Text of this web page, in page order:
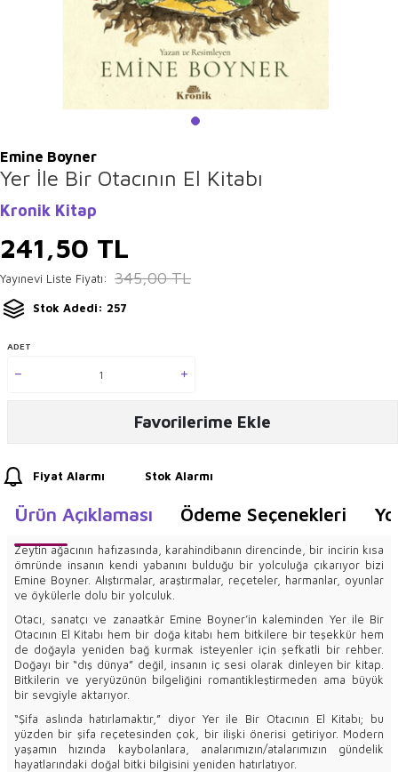
Emine Boyner
Yer İle Bir Otacının El Kitabı
Kronik Kitap
241,50 TL
Yayınevi Liste Fiyatı: 345,00TL
Stok Adedi: 257
ADET
Favorilerime Ekle
Fiyat Alarmı Stok Alarmı
Ürün Açıklaması Ödeme Seçenekleri
Zeytin ağacının hafızasında, karahindibanın direncinde, bir incirin kısa
ömründe insanın kendi yabanını bulduğu bir yolculuğa çıkarıyor bizi
Emine Boyner. Alıştırmalar, araştırmalar, reçeteler, harmanlar, oyunlar
ve öykülerle dolu bir yolculuk.
Otacı, sanatçı ve zanaatkâr Emine Boyner’in kaleminden Yer ile Bir
Otacının El Kitabı hem bir doğa kitabı hem bitkilere bir teşekkür hem
de doğayla yeniden bağ kurmak isteyenler için şefkatli bir rehber.
Doğayı bir “dış dünya” değil, insanın iç sesi olarak dinleyen bir kitap.
Bitkilerin ve yeryüzünün bilgeliğini romantikleştirmeden ama büyük
bir sevgiyle aktarıyor.
“Şifa aslında hatırlamaktır,” diyor Yer ile Bir Otacının El Kitabı; bu
yüzden bir şifa reçetesinden çok, bir ilişki önerisi getiriyor. Modern
yaşamın hızında kaybolanlara, analarımızın/atalarımızın gündelik
hayatlarındaki doğal bitki bilgisini yeniden hatırlatıyor.